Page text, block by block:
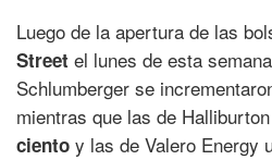
Luego de la apertura de las
Street el lunes de esta
Schlumberger se
mientras que las de
ciento y las de Valero Energy